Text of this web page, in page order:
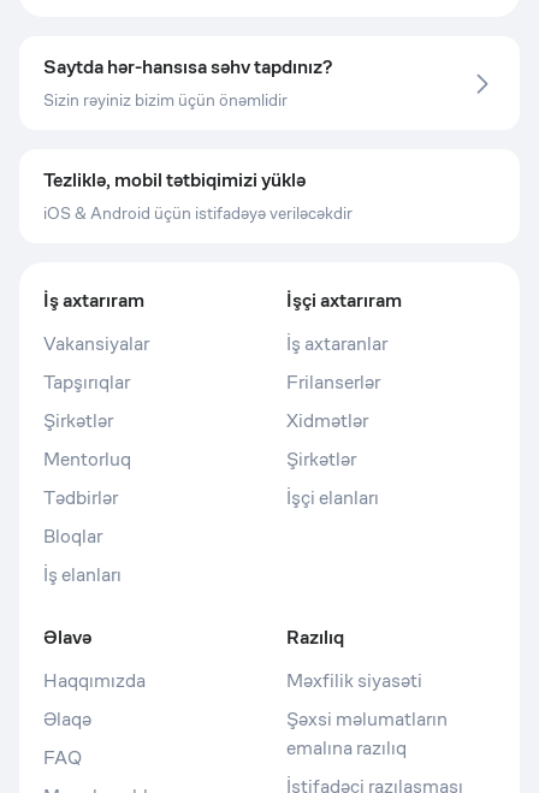
Saytda hər-hansısa səhv tapdınız?
Sizin rəyiniz bizim üçün önəmlidir
Tezliklə, mobil tətbiqimizi yüklə
iOS & Android üçün istifadəyə veriləcəkdir
İş axtarıram
Vakansiyalar
Tapşırıqlar
Şirkətlər
Mentorluq
Tədbirlər
Bloqlar
İş elanları
İşçi axtarıram
İş axtaranlar
Frilanserlər
Xidmətlər
Şirkətlər
İşçi elanları
Əlavə
Haqqımızda
Əlaqə
FAQ
Razılıq
Məxfilik siyasəti
Şəxsi məlumatların
emalına razılıq
İstifadəçi razılaşması